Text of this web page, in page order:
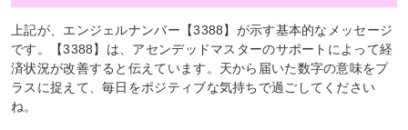
上記が、エンジェルナンバー【3388】が示す基本的なメッセージ
です。【3388】は、アセンデッドマスターのサポートによって経
済状況が改善すると伝えています。天から届いた数字の意味をプ
ラスに捉えて、毎日をポジティブな気持ちで過ごしてください
ね。